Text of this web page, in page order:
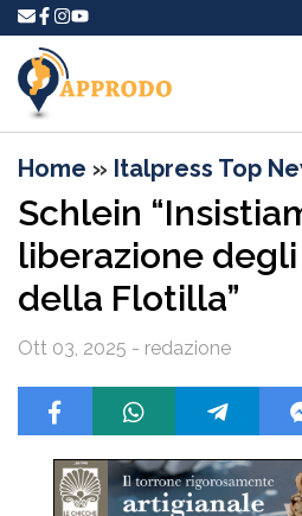
Home » Italpress Top
Schlein
liberazione
della Flotilla”
Ott 03, 2025 - redazione